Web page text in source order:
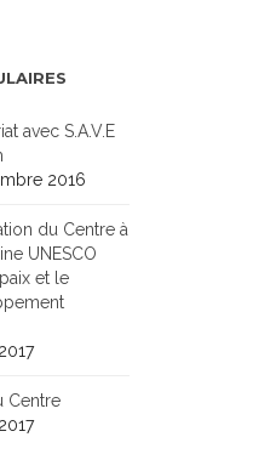
avec S.A.V.E
2016
du Centre à
UNESCO
et le
Centre